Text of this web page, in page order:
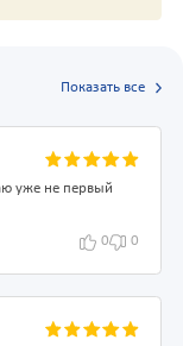
Показать все
уже не первый
0 0